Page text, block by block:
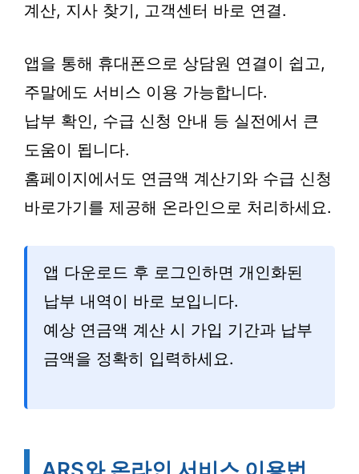
계산, 지사 찾기, 고객센터 바로 연결.
앱을 통해 휴대폰으로 상담원 연결이 쉽고,
주말에도 서비스 이용 가능합니다.
납부 확인, 수급 신청 안내 등 실전에서 큰
도움이 됩니다.
홈페이지에서도 연금액 계산기와 수급 신청
바로가기를 제공해 온라인으로 처리하세요.
앱 다운로드 후 로그인하면 개인화된
납부 내역이 바로 보입니다.
예상 연금액 계산 시 가입 기간과 납부
금액을 정확히 입력하세요.